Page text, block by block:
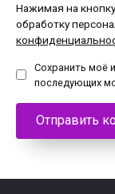
Нажимая на
обработку
Сохранить моё
последующих